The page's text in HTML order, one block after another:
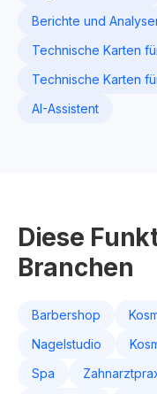
Berichte und
Technische Karten
Technische Karten
AI-Assistent
Diese
Branchen
Barbershop
Nagelstudio
Spa